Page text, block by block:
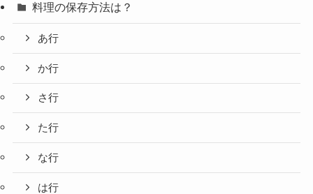
料理の保存方法は？
あ行
か行
さ行
た行
な行
は行